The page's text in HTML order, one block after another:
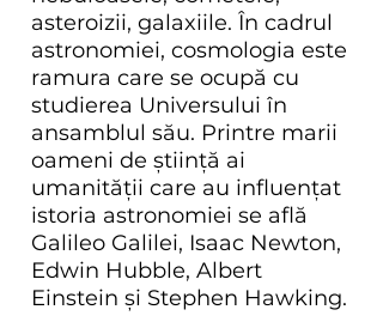
asteroizii, galaxiile. În cadrul
astronomiei, cosmologia este
ramura care se ocupă cu
studierea Universului în
ansamblul său. Printre marii
oameni de știință ai
umanității care au influențat
istoria astronomiei se află
Galileo Galilei, Isaac Newton,
Edwin Hubble, Albert
Einstein și Stephen Hawking.